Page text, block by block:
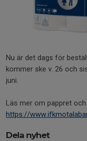
Nu är det dags för
kommer ske v. 26 och
juni.
Läs mer om pappret
https://
Dela nyhet